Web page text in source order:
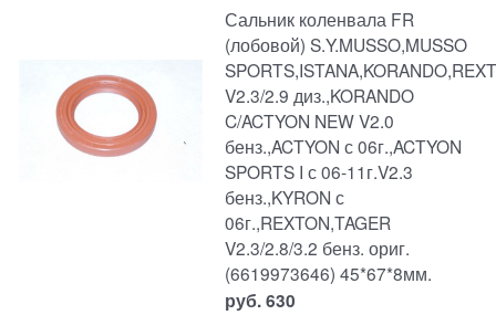
Сальник коленвала FR
(лобовой) S.Y.MUSSO,MUSSO
V2.3/2.9 диз.,KORANDO
C/ACTYON NEW V2.0
бенз.,ACTYON с 06г.,ACTYON
SPORTS I с 06-11г.V2.3
бенз.,KYRON с
06г.,REXTON,TAGER
V2.3/2.8/3.2 бенз. ориг.
(6619973646) 45*67*8мм.
руб.630